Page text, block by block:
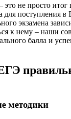
это не просто итог
для поступления
экзамена
к нему – наши
балла и
методики